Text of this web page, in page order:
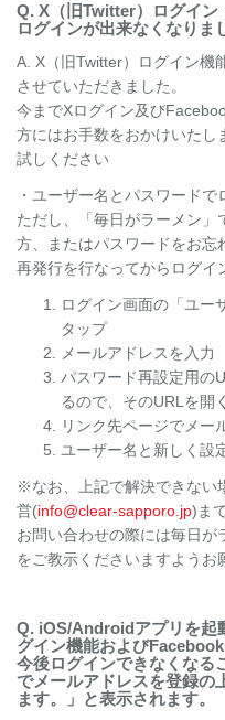
Q. X（旧Twitter）ログイン
ログインが出来なくなりま
A. X（旧Twitter）ログイン機
させていただきました。
今までXログイン及び
方にはお手数をおかけいたし
試しください
・ユーザー名とパスワードで
ただし、「毎日がラーメン」
方、またはパスワードをお忘
再発行を行なってからログイ
ログイン画面の「ユー
タップ
メールアドレスを入力
パスワード再設定用の
るので、そのURLを開く
リンク先ページでメー
ユーザー名と新しく設
※なお、上記で解決できない
営(info@clear-sapporo.jp)ま
お問い合わせの際には毎日が
をご教示くださいますようお
Q. iOS/Androidアプリを起
グイン機能および
今後ログインできなくなる
でメールアドレスを登録の
ます。」と表示されます。